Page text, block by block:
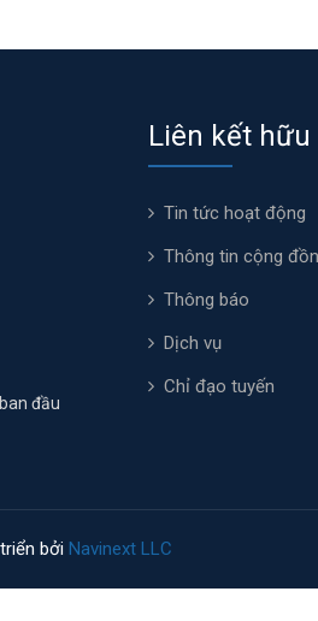
đầu
Liên kết hữu
Tin tức hoạt động
Thông tin cộng
Thông báo
Dịch vụ
Chỉ đạo tuyến
bởi Navinext LLC